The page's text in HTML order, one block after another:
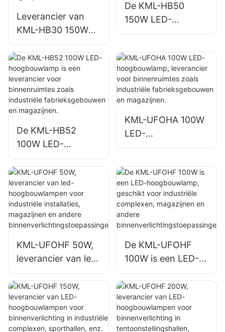
Leverancier van
KML-HB30 150W
LED-lampen voor
industriële en
mijnbouwtoepassin
gen, geschikt voor
binnenruimtes
zoals gymzalen en
magazijnen.
De KML-HB50
150W LED-
hoogbouwlamp is
voor binnenruimtes
zoals
reparatiewerkplaat
sen en magazijnen.
De KML-HB52
100W LED-
hoogbouwlamp is
een leverancier
voor binnenruimtes
zoals industriële
fabrieksgebouwen
en magazijnen.
KML-UFOHA 100W
LED-
hoogbouwlamp,
binnenruimtes
zoals industriële
fabrieksgebouwen
en magazijnen.
KML-UFOHF 50W,
leverancier van led-
hoogbouwlampen
voor industriële
installaties,
magazijnen en
andere
De KML-UFOHF
100W is een LED-
hoogbouwlamp,
geschikt voor
industriële
complexen,
magazijnen en